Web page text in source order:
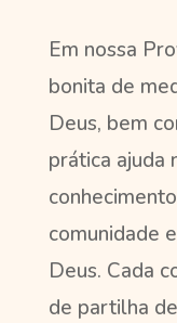
Em nossa
bonita de
Deus, bem
prática ajuda
comunidade
Deus. Cada
de partilha